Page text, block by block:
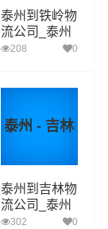
泰州到铁岭物
流公司_泰州
到铁岭货运_
208 0
泰州 - 吉林
泰州到吉林物
流公司_泰州
到吉林货运_
302 0